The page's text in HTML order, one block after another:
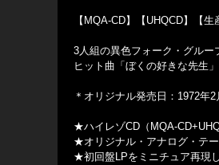
【MQA-CD】【UHQCD】【生
3人組の異色フォーク・グルー
ヒット曲「ぼくの好きな先生
＊オリジナル発売日：1972年2
★ハイレゾCD（MQA-
★オリジナル・アナログ・テ
★初回盤LPをミニチュア再現